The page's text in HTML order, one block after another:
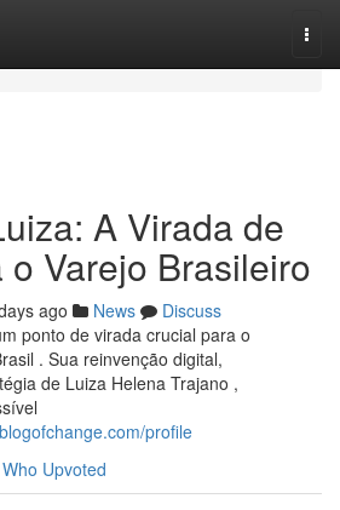
A Virada de
o Varejo Brasileiro
ago News
Discuss
ponto de virada crucial para o
. Sua reinvenção digital,
de Luiza Helena Trajano ,
profile
Who Upvoted